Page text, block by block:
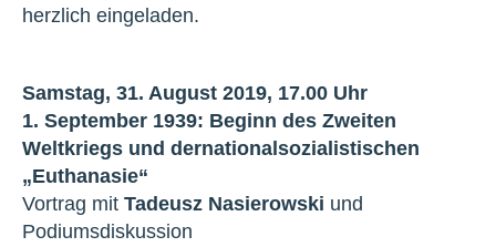
herzlich eingeladen.
Samstag, 31. August 2019, 17.00 Uhr
1. September 1939: Beginn des Zweiten
Weltkriegs und dernationalsozialistischen
„Euthanasie“
Vortrag mit Tadeusz Nasierowski und
Podiumsdiskussion